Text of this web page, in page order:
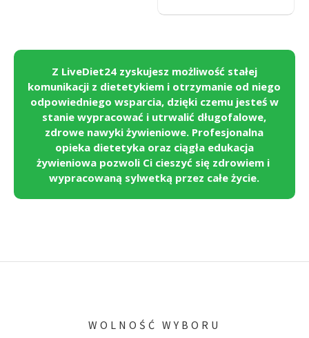
Z LiveDiet24 zyskujesz możliwość stałej
komunikacji z dietetykiem i otrzymanie od niego
odpowiedniego wsparcia, dzięki czemu jesteś w
stanie wypracować i utrwalić długofalowe,
zdrowe nawyki żywieniowe. Profesjonalna
opieka dietetyka oraz ciągła edukacja
żywieniowa pozwoli Ci cieszyć się zdrowiem i
wypracowaną sylwetką przez całe życie.
WOLNOŚĆ WYBORU